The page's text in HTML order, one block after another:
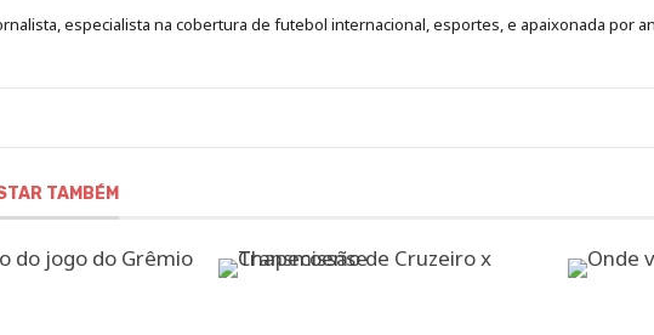
especialista na cobertura de futebol internacional, esportes, e apaixonada por
TAMBÉM